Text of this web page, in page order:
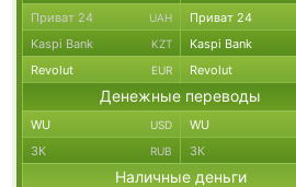
Приват 24 UAH Приват 24
Kaspi Bank KZT Kaspi Bank
Revolut EUR Revolut
Денежные переводы
WU USD WU
ЗК RUB ЗК
Наличные деньги